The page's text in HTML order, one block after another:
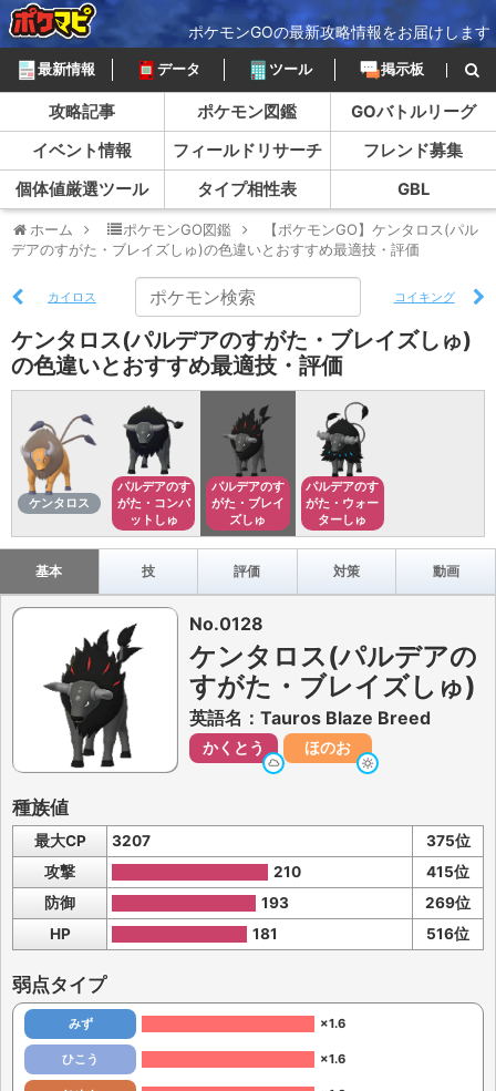
ポケモンGOの最新攻略情報をお届けします
最新情報 データ ツール 掲示板
攻略記事 ポケモン図鑑
GOバトルリーグ
イベント情報
フィールドリサーチ
フレンド募集
個体値厳選ツール
タイプ相性表 GBL
ホーム ポケモンGO図鑑
【ポケモンGO】ケンタロス(パル
デアのすがた・ブレイズしゅ)の色違いとおすすめ最適技・評価
カイロス コイキング
ケンタロス(パルデアのすがた・ブレイズしゅ)
の色違いとおすすめ最適技・評価
ケンタロス
パルデアのす
がた・コンバ
ットしゅ
パルデアのす
がた・ブレイ
ズしゅ
パルデアのす
がた・ウォー
ターしゅ
基本 技 評価 対策 動画
No.0128
ケンタロス(パルデアの
すがた・ブレイズしゅ)
英語名：Tauros Blaze Breed
かくとう ほのお
種族値
最大CP 3207
375位
攻撃
210
415位
防御
193
269位
HP
181 516位
弱点タイプ
みず ×1.6
ひこう ×1.6